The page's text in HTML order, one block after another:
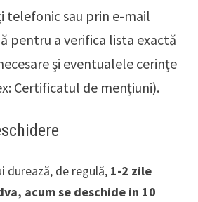
telefonic sau prin e-mail
pentru a verifica lista exactă
și eventualele cerințe
Certificatul de mențiuni).
durează, de regulă, 1-2 zile
acum se deschide in 10